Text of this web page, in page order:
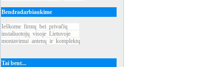
Bendradarbiaukime
Ieškome firmų bei privačių
instaliuotojų visoje Lietuvoje
montavimui antenų ir komplektų
Tai bent...